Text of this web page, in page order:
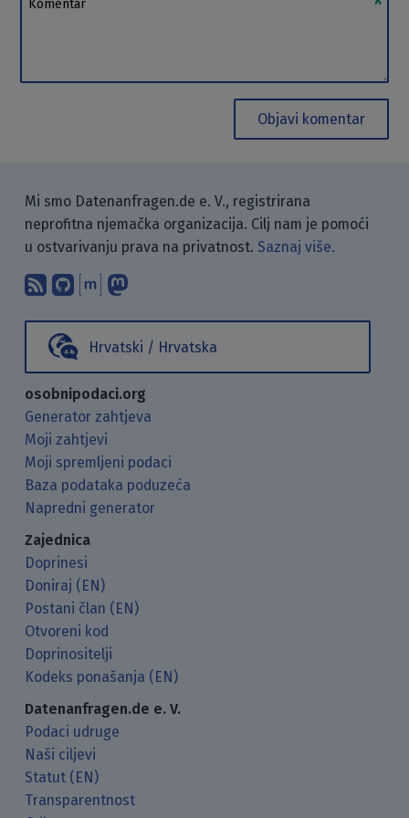
Objavi komentar
Mi smo Datenanfragen.de e. V., registrirana
neprofitna njemačka organizacija. Cilj nam je pomoći
u ostvarivanju prava na privatnost. Saznaj više.
Pretplati se na naš blog koristeći
Pronađi nas na GitHubu.
Raspravljaj s nama putem
Hrvatski / Hrvatska
osobnipodaci.org
Generator zahtjeva
Moji zahtjevi
Moji spremljeni podaci
Baza podataka poduzeća
Napredni generator
Zajednica
Doprinesi
Doniraj (EN)
Postani član (EN)
Otvoreni kod
Doprinositelji
Kodeks ponašanja (EN)
Datenanfragen.de e. V.
Podaci udruge
Naši ciljevi
Statut (EN)
Transparentnost